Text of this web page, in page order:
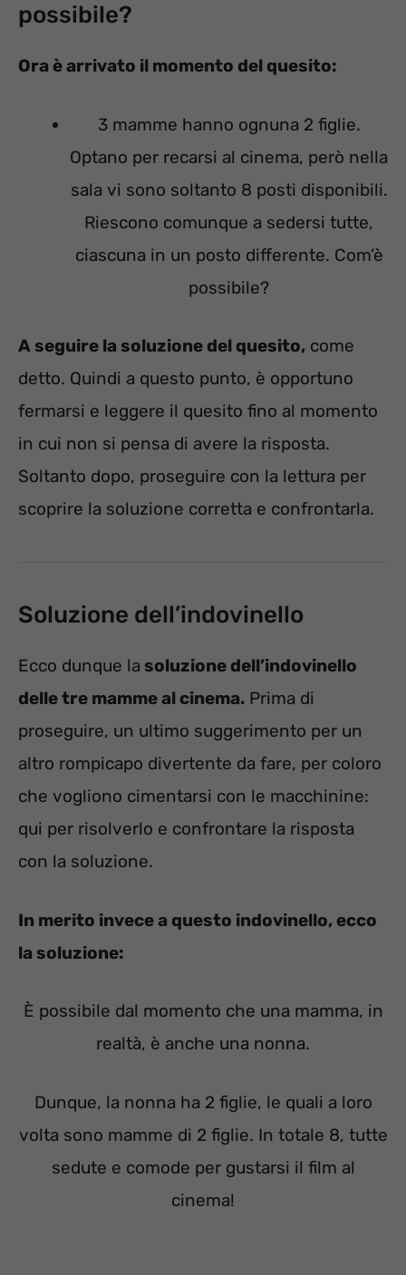
possibile?
Ora è arrivato il momento del quesito:
3 mamme hanno ognuna 2 figlie.
Optano per recarsi al cinema, però nella
sala vi sono soltanto 8 posti disponibili.
Riescono comunque a sedersi tutte,
ciascuna in un posto differente. Com’è
possibile?
A seguire la soluzione del quesito, come
detto. Quindi a questo punto, è opportuno
fermarsi e leggere il quesito fino al momento
in cui non si pensa di avere la risposta.
Soltanto dopo, proseguire con la lettura per
scoprire la soluzione corretta e confrontarla.
Soluzione dell’indovinello
Ecco dunque la soluzione dell’indovinello
delle tre mamme al cinema. Prima di
proseguire, un ultimo suggerimento per un
altro rompicapo divertente da fare, per coloro
che vogliono cimentarsi con le macchinine:
qui per risolverlo e confrontare la risposta
con la soluzione.
In merito invece a questo indovinello, ecco
la soluzione:
È possibile dal momento che una mamma, in
realtà, è anche una nonna.
Dunque, la nonna ha 2 figlie, le quali a loro
volta sono mamme di 2 figlie. In totale 8, tutte
sedute e comode per gustarsi il film al
cinema!